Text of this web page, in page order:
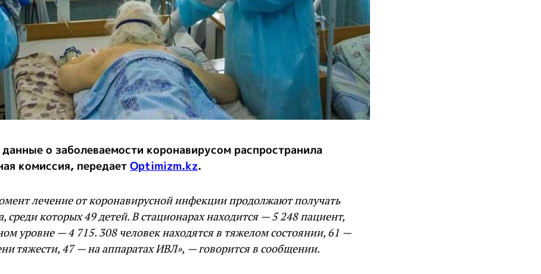
о заболеваемости коронавирусом распространила
комиссия, передаетOptimizm.kz.
лечение от коронавирусной инфекции продолжают получать
среди которых 49 детей. В стационарах находится — 5 248 пациент,
уровне — 4 715. 308 человек находятся в тяжелом состоянии, 61 —
тяжести, 47 — на аппаратах ИВЛ», — говорится в сообщении.